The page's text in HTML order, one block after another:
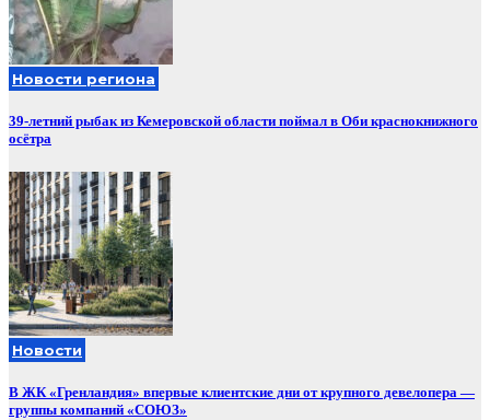
Новости региона
39-летний рыбак из Кемеровской области поймал в Оби краснокнижного
осётра
Новости
В ЖК «Гренландия» впервые клиентские дни от крупного девелопера —
группы компаний «СОЮЗ»